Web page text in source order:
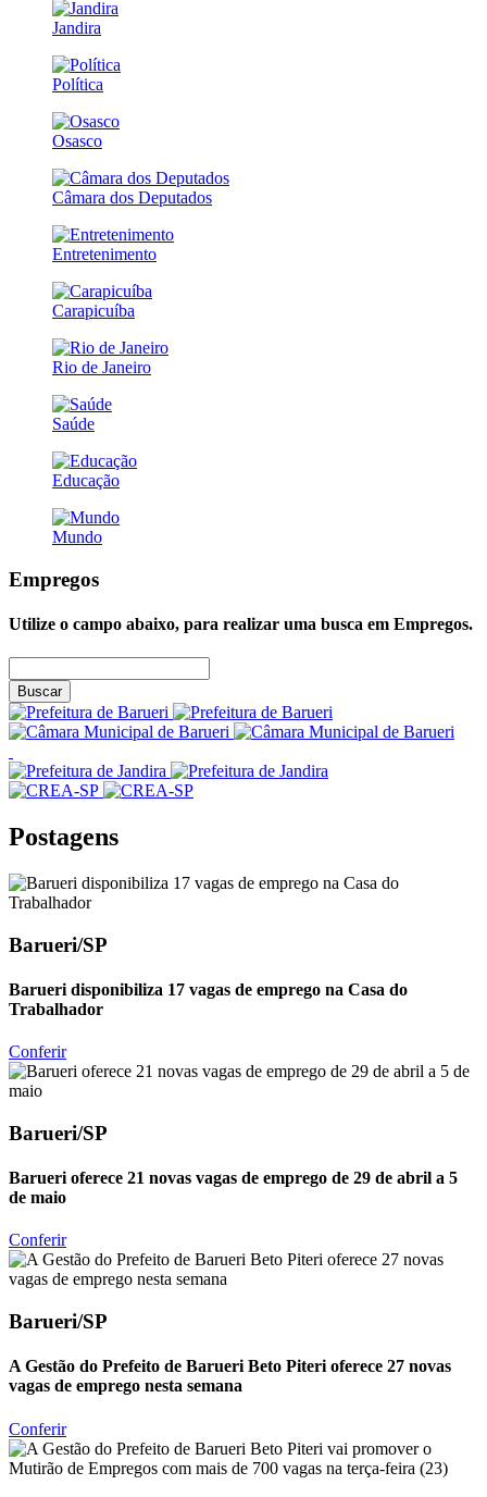
Jandira
Política
Osasco
Câmara dos Deputados
Entretenimento
Carapicuíba
Rio de Janeiro
Saúde
Educação
Mundo
Empregos
Utilize o campo abaixo, para realizar uma busca em Empregos.
Buscar
Postagens
Barueri/SP
Barueri disponibiliza 17 vagas de emprego na Casa do
Trabalhador
Conferir
Barueri/SP
Barueri oferece 21 novas vagas de emprego de 29 de abril a 5
de maio
Conferir
Barueri/SP
A Gestão do Prefeito de Barueri Beto Piteri oferece 27 novas
vagas de emprego nesta semana
Conferir